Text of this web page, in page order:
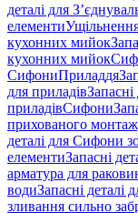
деталі для
елементи
кухонних мийок
кухонних мийок
СифониПриладдя
для приладів
приладівСифони
прихованого
деталі для Сифони
елементиЗапасні
арматура для
водиЗапасні деталі
зливання сильно